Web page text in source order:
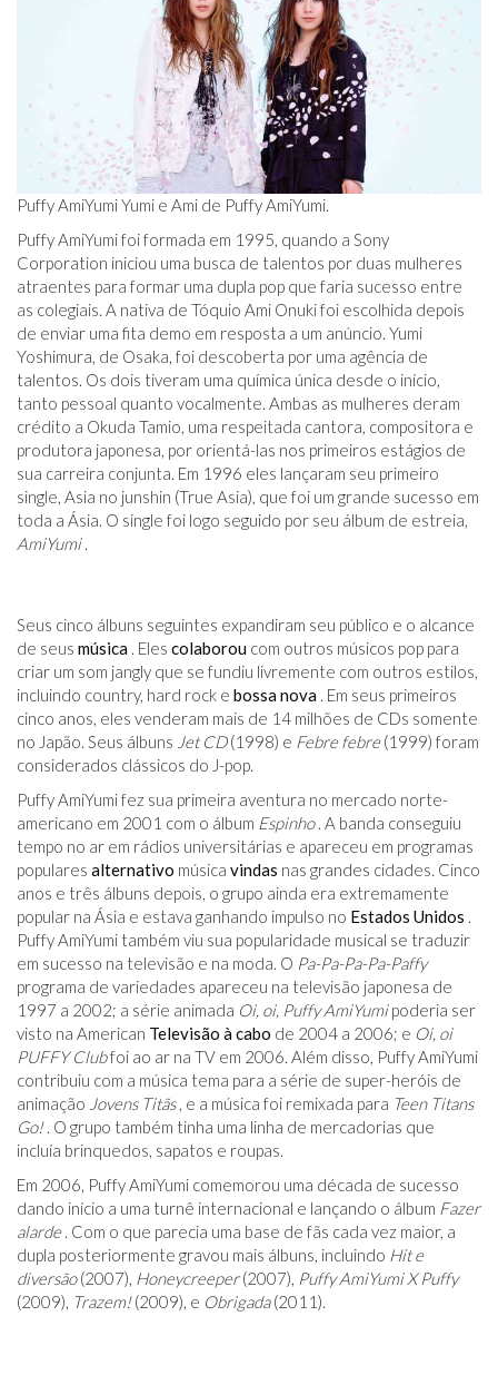
Puffy AmiYumi Yumi e Ami de Puffy AmiYumi.
Puffy AmiYumi foi formada em 1995, quando a Sony
Corporation iniciou uma busca de talentos por duas mulheres
atraentes para formar uma dupla pop que faria sucesso entre
as colegiais. A nativa de Tóquio Ami Onuki foi escolhida depois
de enviar uma fita demo em resposta a um anúncio. Yumi
Yoshimura, de Osaka, foi descoberta por uma agência de
talentos. Os dois tiveram uma química única desde o início,
tanto pessoal quanto vocalmente. Ambas as mulheres deram
crédito a Okuda Tamio, uma respeitada cantora, compositora e
produtora japonesa, por orientá-las nos primeiros estágios de
sua carreira conjunta. Em 1996 eles lançaram seu primeiro
single, Asia no junshin (True Asia), que foi um grande sucesso em
toda a Ásia. O single foi logo seguido por seu álbum de estreia,
AmiYumi.
Seus cinco álbuns seguintes expandiram seu público e o alcance
de seus música . Eles colaborou com outros músicos pop para
criar um som jangly que se fundiu livremente com outros estilos,
incluindo country, hard rock e bossa nova . Em seus primeiros
cinco anos, eles venderam mais de 14 milhões de CDs somente
no Japão. Seus álbuns Jet CD(1998) e Febre febre(1999) foram
considerados clássicos do J-pop.
Puffy AmiYumi fez sua primeira aventura no mercado norte-
americano em 2001 com o álbum Espinho. A banda conseguiu
tempo no ar em rádios universitárias e apareceu em programas
populares alternativo música vindas nas grandes cidades. Cinco
anos e três álbuns depois, o grupo ainda era extremamente
popular na Ásia e estava ganhando impulso no Estados Unidos .
Puffy AmiYumi também viu sua popularidade musical se traduzir
em sucesso na televisão e na moda. O Pa-Pa-Pa-Pa-Paffy
programa de variedades apareceu na televisão japonesa de
1997 a 2002; a série animada Oi, oi, Puffy AmiYumipoderia ser
visto na American Televisão à cabo de 2004 a 2006; e Oi, oi
PUFFY Clubfoi ao ar na TV em 2006. Além disso, Puffy AmiYumi
contribuiu com a música tema para a série de super-heróis de
animação Jovens Titãs, e a música foi remixada para Teen Titans
Go!. O grupo também tinha uma linha de mercadorias que
incluía brinquedos, sapatos e roupas.
Em 2006, Puffy AmiYumi comemorou uma década de sucesso
dando início a uma turnê internacional e lançando o álbum Fazer
alarde. Com o que parecia uma base de fãs cada vez maior, a
dupla posteriormente gravou mais álbuns, incluindo Hit e
diversão(2007), Honeycreeper(2007), Puffy AmiYumi X Puffy
(2009), Trazem!(2009), e Obrigada(2011).